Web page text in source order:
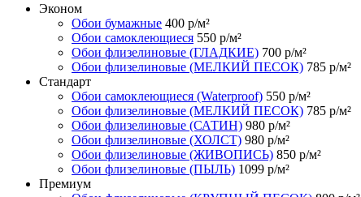
Эконом
Обои бумажные 400 р/м²
Обои самоклеющиеся 550 р/м²
Обои флизелиновые (ГЛАДКИЕ) 700 р/м²
Обои флизелиновые (МЕЛКИЙ ПЕСОК) 785 р/м²
Стандарт
Обои самоклеющиеся (Waterproof) 550 р/м²
Обои флизелиновые (МЕЛКИЙ ПЕСОК) 785 р/м²
Обои флизелиновые (САТИН) 980 р/м²
Обои флизелиновые (ХОЛСТ) 980 р/м²
Обои флизелиновые (ЖИВОПИСЬ) 850 р/м²
Обои флизелиновые (ПЫЛЬ) 1099 р/м²
Премиум